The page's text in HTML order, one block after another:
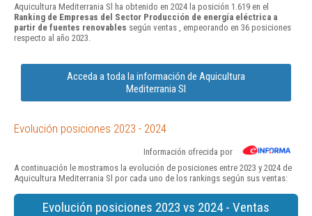
Aquicultura Mediterrania Sl ha obtenido en 2024 la posición 1.619 en el
Ranking de Empresas del Sector Producción de energía eléctrica a
partir de fuentes renovables según ventas , empeorando en 36 posiciones
respecto al año 2023.
Acceda a toda la información de Aquicultura
Mediterrania Sl
Evolución posiciones 2023 - 2024
Información ofrecida por
A continuación le mostramos la evolución de posiciones entre 2023 y 2024 de
Aquicultura Mediterrania Sl por cada uno de los rankings según sus ventas:
Evolución posiciones 2023 vs 2024 - Ventas